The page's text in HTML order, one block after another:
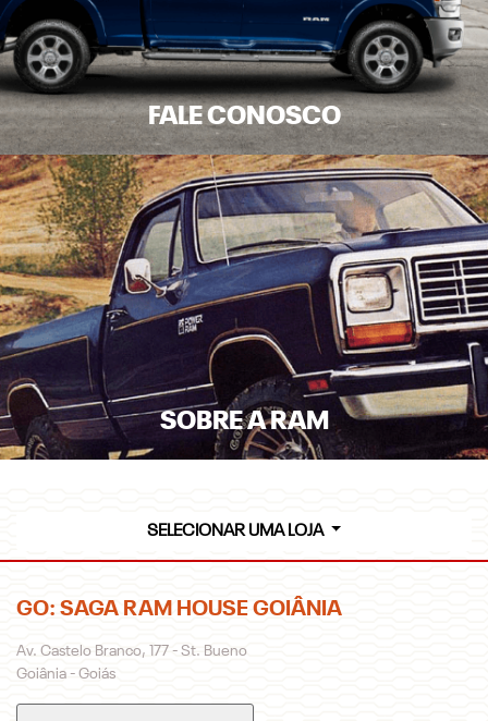
FALE CONOSCO
SOBRE A RAM
SELECIONAR UMA LOJA
GO: SAGA RAM HOUSE GOIÂNIA
Av. Castelo Branco, 177 - St. Bueno
Goiânia - Goiás